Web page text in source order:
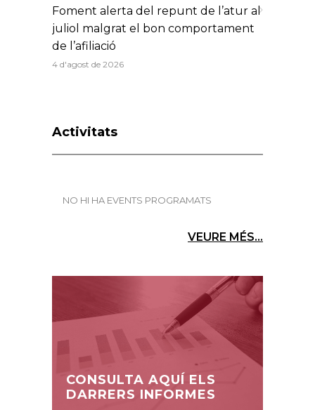
Foment alerta del repunt de l’atur al
juliol malgrat el bon comportament
de l’afiliació
4 d'agost de 2026
Activitats
NO HI HA EVENTS PROGRAMATS
VEURE MÉS...
CONSULTA AQUÍ ELS
DARRERS INFORMES